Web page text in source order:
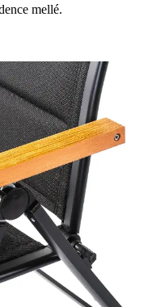
mellé.